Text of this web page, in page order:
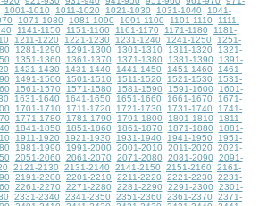
1001-1010 1011-1020 1021-1030 1031-1040
1041-
1071-1080 1081-1090 1091-1100 1101-1110
1111-
1141-1150 1151-1160 1161-1170 1171-1180
1181-
1211-1220 1221-1230 1231-1240 1241-1250
1251-
1281-1290 1291-1300 1301-1310 1311-1320
1321-
1351-1360 1361-1370 1371-1380 1381-1390
1391-
1421-1430 1431-1440 1441-1450 1451-1460
1461-
1491-1500 1501-1510 1511-1520 1521-1530
1531-
1561-1570 1571-1580 1581-1590 1591-1600
1601-
1631-1640 1641-1650 1651-1660 1661-1670
1671-
1701-1710 1711-1720 1721-1730 1731-1740
1741-
1771-1780 1781-1790 1791-1800 1801-1810
1811-
1841-1850 1851-1860 1861-1870 1871-1880
1881-
1911-1920 1921-1930 1931-1940 1941-1950
1951-
1981-1990 1991-2000 2001-2010 2011-2020
2021-
2051-2060 2061-2070 2071-2080 2081-2090
2091-
2121-2130 2131-2140 2141-2150 2151-2160
2161-
2191-2200 2201-2210 2211-2220 2221-2230
2231-
2261-2270 2271-2280 2281-2290 2291-2300
2301-
2331-2340 2341-2350 2351-2360 2361-2370
2371-